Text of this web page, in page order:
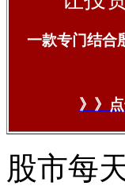
一款专门结合
》》
股市每